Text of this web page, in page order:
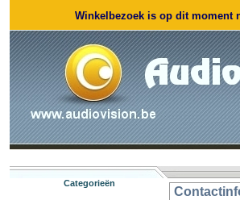
Winkelbezoek is op dit moment
Categorieën